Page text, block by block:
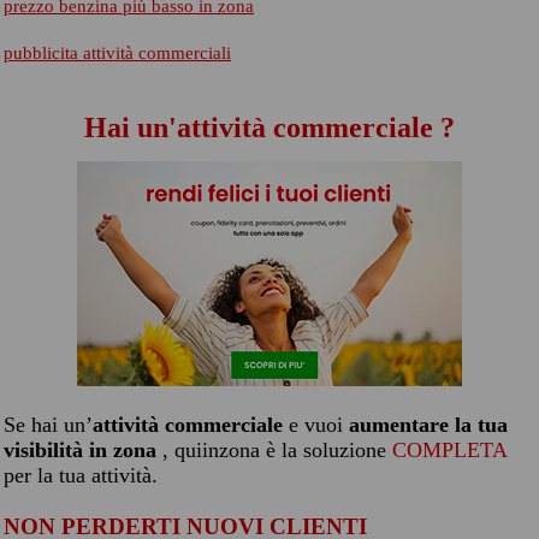
prezzo benzina più basso in zona
pubblicita attività commerciali
Hai un'attività commerciale ?
Se hai un’attività commerciale e vuoi aumentare la tua
visibilità in zona , quiinzona è la soluzione COMPLETA
per la tua attività.
NON PERDERTI NUOVI CLIENTI